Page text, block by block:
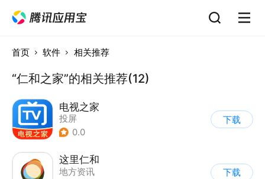
首页 软件 相关推荐
“仁和之家”的相关推荐(12)
电视之家
投屏
0.0
下载
这里仁和
地方资讯
下载